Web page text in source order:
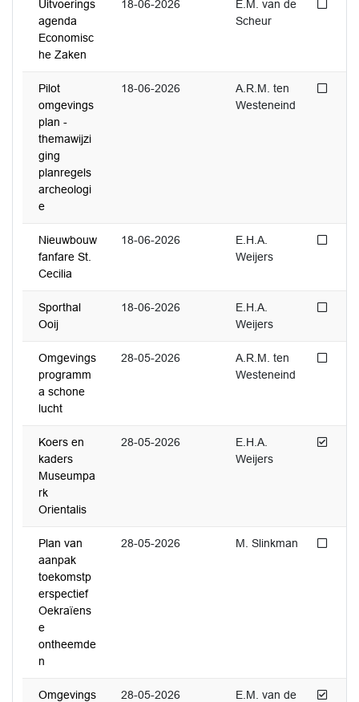
Uitvoerings
agenda
Economisc
he Zaken
18-06-2026
E.M. van de
Scheur
Pilot
omgevings
plan -
themawijzi
ging
planregels
archeologi
e
18-06-2026
A.R.M. ten
Westeneind
Niet
Nieuwbouw
fanfare St.
Cecilia
18-06-2026
E.H.A.
Weijers
Niet
Sporthal
Ooij
18-06-2026
E.H.A.
Weijers
Niet
Omgevings
programm
a schone
lucht
28-05-2026
A.R.M. ten
Westeneind
Niet
Koers en
kaders
Museumpa
rk
Orientalis
28-05-2026
E.H.A.
Weijers
Plan van
aanpak
toekomstp
erspectief
Oekraïens
e
ontheemde
n
28-05-2026 M. Slinkman Niet
Omgevings
28-05-2026
E.M. van de